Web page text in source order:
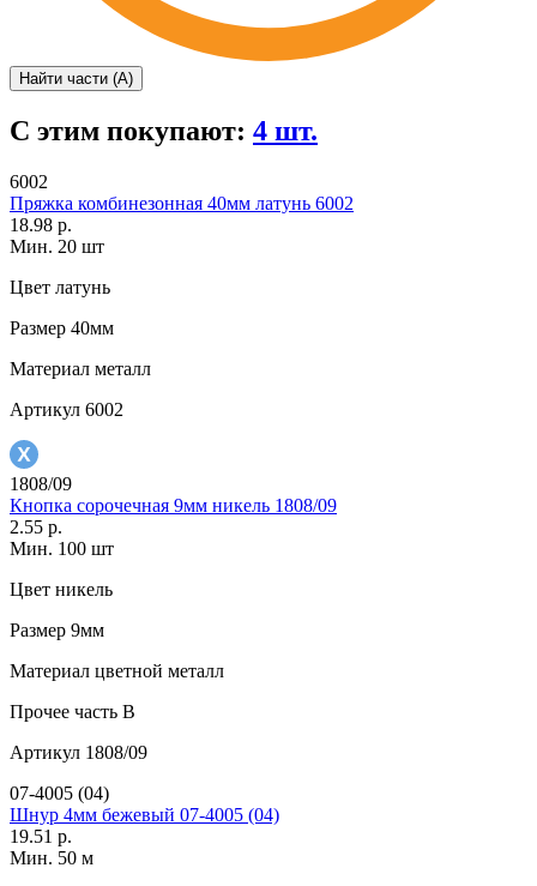
Найти части (А)
С этим покупают: 4 шт.
6002
Пряжка комбинезонная 40мм латунь 6002
18.98 р.
Мин. 20 шт
Цвет латунь
Размер 40мм
Материал металл
Артикул 6002
1808/09
Кнопка сорочечная 9мм никель 1808/09
2.55 р.
Мин. 100 шт
Цвет никель
Размер 9мм
Материал цветной металл
Прочее часть В
Артикул 1808/09
07-4005 (04)
Шнур 4мм бежевый 07-4005 (04)
19.51 р.
Мин. 50 м